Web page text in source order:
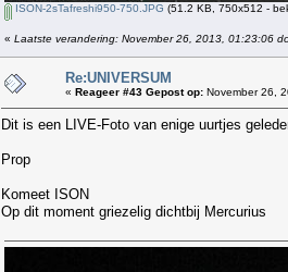
ISON-2sTafreshi950-750.JPG (51.2 KB, 750x512 -
« Laatste verandering: November 26, 2013, 01:23:06
Re:UNIVERSUM
« Reageer #43 Gepost op: November 26,
Dit is een LIVE-Foto van enige uurtjes
Prop
Komeet ISON
Op dit moment griezelig dichtbij Mercurius